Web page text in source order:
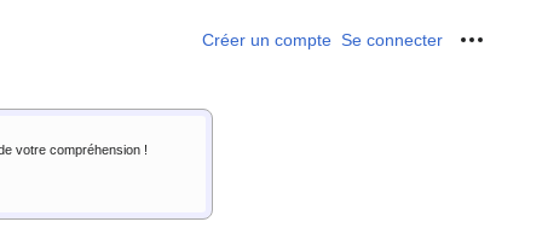
Créer un compte Se connecter Outils
votre compréhension !